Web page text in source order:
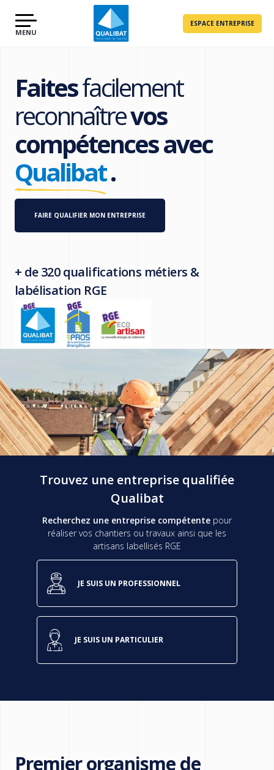
ESPACE ENTREPRISE
Faitesfacilement
reconnaîtrevos
compétences avec
Qualibat.
FAIRE QUALIFIER MON ENTREPRISE
Trouvez une entreprise qualifiée
Qualibat
Recherchez une entreprise compétente pour
réaliser vos chantiers ou travaux ainsi que les
artisans labellisés RGE
JE SUIS UN PROFESSIONNEL
JE SUIS UN PARTICULIER
+ de 320 qualifications métiers &
labélisation RGE
Premier organisme de